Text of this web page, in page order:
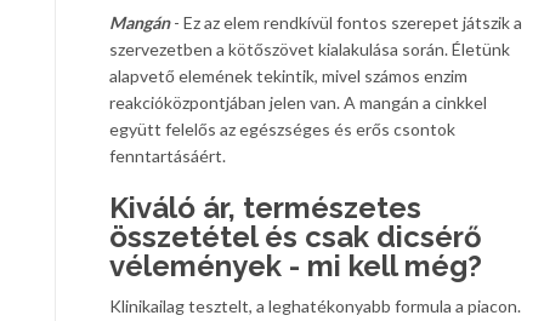
Mangán- Ez az elem rendkívül fontos szerepet játszik a
szervezetben a kötőszövet kialakulása során. Életünk
alapvető elemének tekintik, mivel számos enzim
reakcióközpontjában jelen van. A mangán a cinkkel
együtt felelős az egészséges és erős csontok
fenntartásáért.
Kiváló ár, természetes
összetétel és csak dicsérő
vélemények - mi kell még?
Klinikailag tesztelt, a leghatékonyabb formula a piacon.